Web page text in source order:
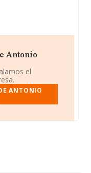
Antonio
el
ANTONIO